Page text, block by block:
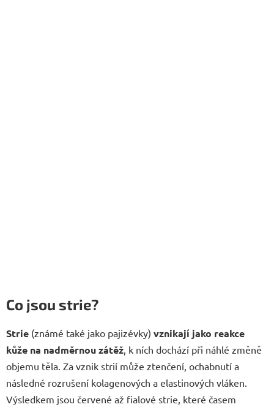
Co jsou strie?
Strie (známé také jako pajizévky) vznikají jako reakce
kůže na nadměrnou zátěž, k ních dochází při náhlé změně
objemu těla. Za vznik strií může ztenčení, ochabnutí a
následné rozrušení kolagenových a elastinových vláken.
Výsledkem jsou červené až fialové strie, které časem